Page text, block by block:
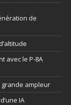
de
avec le P-8A
grande ampleur
IA